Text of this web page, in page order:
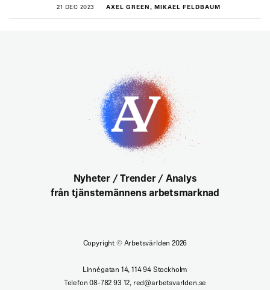
21 DEC 2023 AXEL GREEN, MIKAEL FELDBAUM
Nyheter / Trender / Analys
från tjänstemännens arbetsmarknad
Copyright ©Arbetsvärlden 2026
Linnégatan 14, 114 94 Stockholm
Telefon 08-782 93 12, red@arbetsvarlden.se